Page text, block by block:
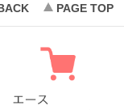
PAGE TOP